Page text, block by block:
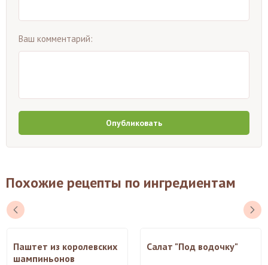
Ваш комментарий:
Опубликовать
Похожие рецепты по ингредиентам
Паштет из королевских
шампиньонов
Салат "Под водочку"